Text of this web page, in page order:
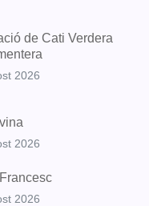
de Cati Verdera
2026
2026
2026